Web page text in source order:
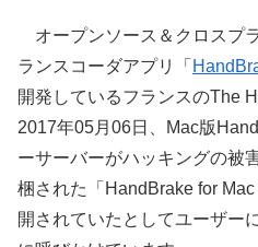
オープンソース＆クロスプ
ランスコーダアプリ「
開発しているフランスのThe
2017年05月06日、Mac版
ーサーバーがハッキングの被
梱された「HandBrake for
開されていたとしてユーザー